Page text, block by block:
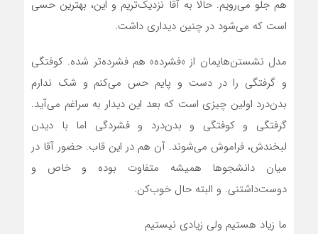
هم جلو می‌رویم. حالا به آقا نزدیک‌تریم و این، بهترین حسی
است که می‌شود در چنین دیداری داشت.
مدل نشستن‌هایمان از «فشرده» هم فشرده‌تر شده. کوفتگی
و گرفتگی را در دست و پایم حس می‌کنم و شک ندارم
بدن‌درد اولین چیزی است که بعد این دیدار به سراغم می‌آید.
گرفتگی و کوفتگی و بدن‌درد و فشردگی اما با دیدن
لبخندش، فراموش می‌شوند. آن هم در این قاب. حضور آقا در
میان دانشجوها همیشه متفاوت بوده و خاص و
دوست‌داشتنی. و البته حال خوب‌کن.
ما زیاد هستیم ولی زیادی نیستیم